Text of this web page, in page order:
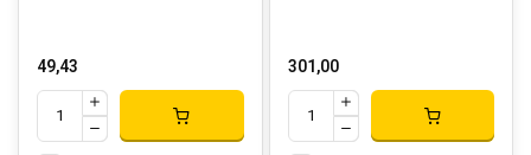
49,43 301,00